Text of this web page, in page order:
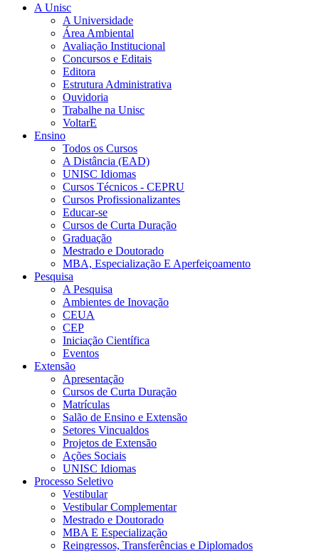
A Unisc
A Universidade
Área Ambiental
Avaliação Institucional
Concursos e Editais
Editora
Estrutura Administrativa
Ouvidoria
Trabalhe na Unisc
VoltarE
Ensino
Todos os Cursos
A Distância (EAD)
UNISC Idiomas
Cursos Técnicos - CEPRU
Cursos Profissionalizantes
Educar-se
Cursos de Curta Duração
Graduação
Mestrado e Doutorado
MBA, Especialização E Aperfeiçoamento
Pesquisa
A Pesquisa
Ambientes de Inovação
CEUA
CEP
Iniciação Científica
Eventos
Extensão
Apresentação
Cursos de Curta Duração
Matrículas
Salão de Ensino e Extensão
Setores Vincualdos
Projetos de Extensão
Ações Sociais
UNISC Idiomas
Processo Seletivo
Vestibular
Vestibular Complementar
Mestrado e Doutorado
MBA E Especialização
Reingressos, Transferências e Diplomados